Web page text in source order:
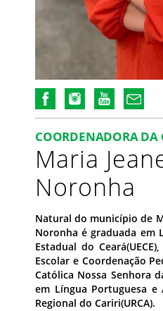
COORDENADORA DA
Maria
Noronha
Natural do município de
Noronha é graduada em
Estadual do
Escolar e Coordenação
Católica Nossa Senhora
em Língua Portuguesa e
Regional do Cariri(URCA).